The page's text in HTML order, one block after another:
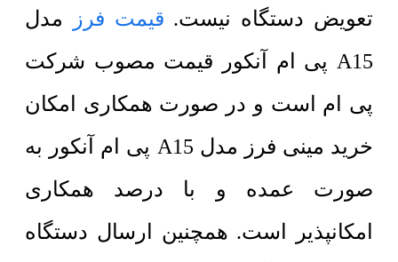
تعویض دستگاه نیست. قیمت فرز
مدل
A15 پی ام آنکور قیمت مصوب شرکت
پی ام است و در صورت همکاری امکان
خرید مینی فرز مدل A15 پی ام آنکور به
صورت عمده و با درصد همکاری
امکانپذیر است. همچنین ارسال دستگاه